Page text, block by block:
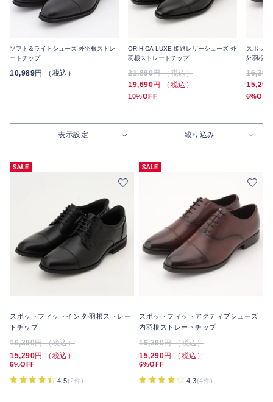
ソフト＆ライトシューズ 外羽根ストレ
ートチップ
10,989円 （税込）
ORIHICA LUXE 姫路レザーシューズ 外
羽根ストレートチップ
21,890円 （税込）
19,690円 （税込）
10%OFF
スポット
外羽根ス
16,390
15,290
6%OFF
表示設定 絞り込み
スポットフィットイン 外羽根ストレー
トチップ
16,390円 （税込）
15,290円 （税込）
6%OFF
4.5(2件)
スポットフィットアクティブシューズ
内羽根ストレートチップ
16,390円 （税込）
15,290円 （税込）
6%OFF
4.3(4件)